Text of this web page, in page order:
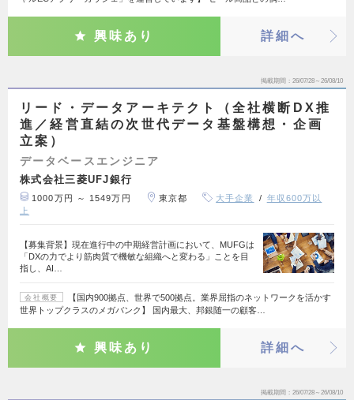
興味あり 詳細へ
掲載期間 26/07/28～26/08/10
リード・データアーキテクト（全社横断DX推
進／経営直結の次世代データ基盤構想・企画
立案）
データベースエンジニア
株式会社三菱UFJ銀行
1000万円 ～ 1549万円 東京都 大手企業
年収600万以
上
【募集背景】現在進行中の中期経営計画において、MUFGは
「DXの力でより筋肉質で機敏な組織へと変わる」ことを目
指し、AI…
会社概要
【国内900拠点、世界で500拠点。業界屈指のネットワークを活かす
世界トップクラスのメガバンク】 国内最大、邦銀随一の顧客…
興味あり 詳細へ
掲載期間 26/07/28～26/08/10